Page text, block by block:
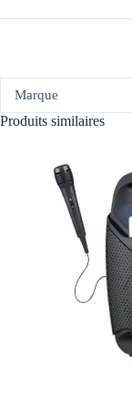
Marque
Produits similaires